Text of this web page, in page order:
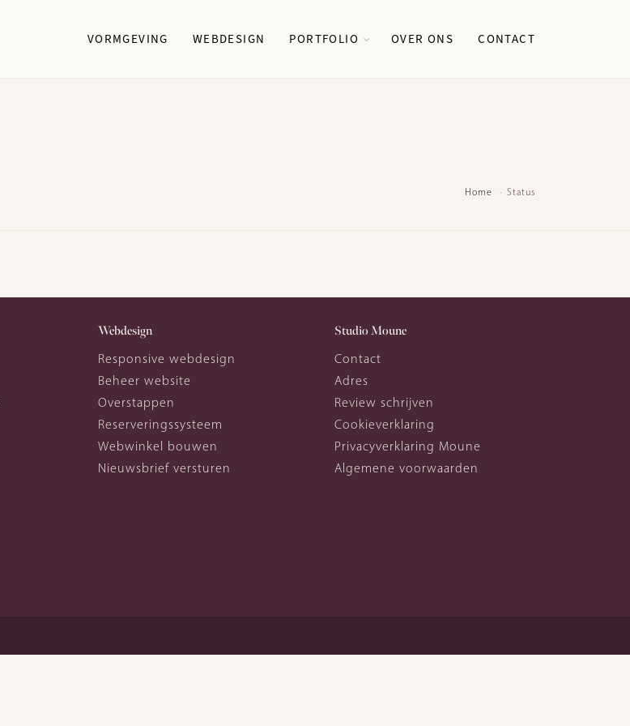
VORMGEVING WEBDESIGN PORTFOLIO OVER ONS CONTACT
Home Status
Webdesign
Responsive webdesign
Beheer website
Overstappen
Reserveringssysteem
Webwinkel bouwen
Nieuwsbrief versturen
Studio Moune
Contact
Adres
Review schrijven
Cookieverklaring
Privacyverklaring Moune
Algemene voorwaarden